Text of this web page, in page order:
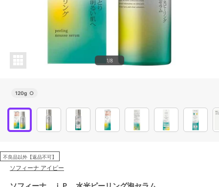
1/8
120g ○
不良品以外【返品不可】
ソフィーナ アイピー